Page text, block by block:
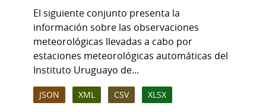
El siguiente conjunto presenta la
información sobre las observaciones
meteorológicas llevadas a cabo por
estaciones meteorológicas automáticas del
Instituto Uruguayo de...
JSON XML CSV XLSX